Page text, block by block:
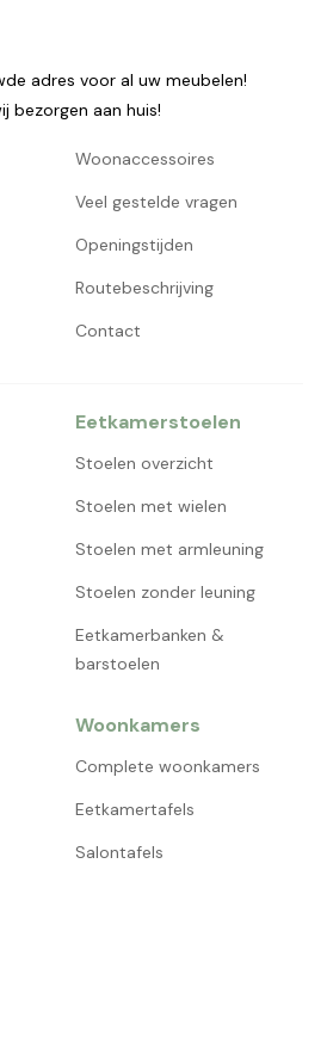
adres voor al uw meubelen!
bezorgen aan huis!
Woonaccessoires
Veel gestelde vragen
Openingstijden
Routebeschrijving
Contact
Eetkamerstoelen
Stoelen overzicht
Stoelen met wielen
Stoelen met armleuning
Stoelen zonder leuning
Eetkamerbanken &
barstoelen
Woonkamers
Complete woonkamers
Eetkamertafels
Salontafels